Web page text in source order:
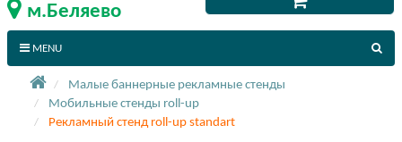
Малые баннерные рекламные стенды
Мобильные стенды roll-up
Рекламный стенд roll-up standart
м.Беляево
MENU